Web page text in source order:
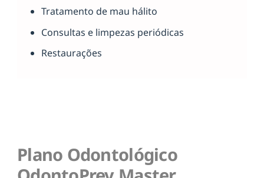
Tratamento de mau hálito
Consultas e limpezas periódicas
Restaurações
Plano Odontológico